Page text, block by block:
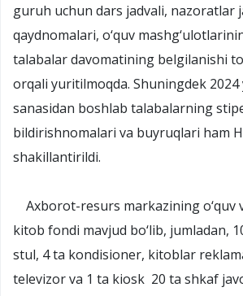
guruh uchun dars jadvali, nazoratlar
qaydnomalari, o‘quv
talabalar davomatining belgilanishi
orqali yuritilmoqda. Shuningdek 2024
sanasidan boshlab talabalarning
bildirishnomalari va buyruqlari ham
shakillantirildi.
Axborot-resurs markazining o‘quv
kitob fondi mavjud bo‘lib, jumladan,
stul, 4 ta kondisioner, kitoblar
televizor va 1 ta kiosk 20 ta shkaf